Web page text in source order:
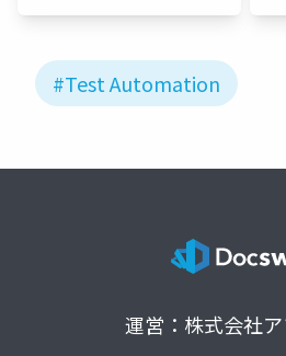
#Test Automation
運営：株式会社